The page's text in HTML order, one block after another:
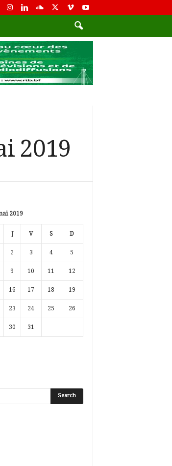
2019
2019
J V S D
2 3 4 5
9 10 11 12
16 17 18 19
23 24 25 26
30 31